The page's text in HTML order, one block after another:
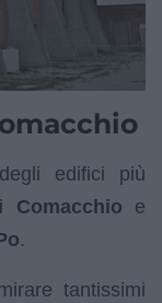
edifici più
e
.
tantissimi